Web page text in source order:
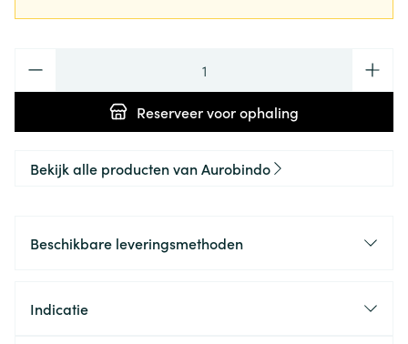
Reserveervoor ophaling
Bekijk alle producten van Aurobindo
Beschikbare leveringsmethoden
Indicatie